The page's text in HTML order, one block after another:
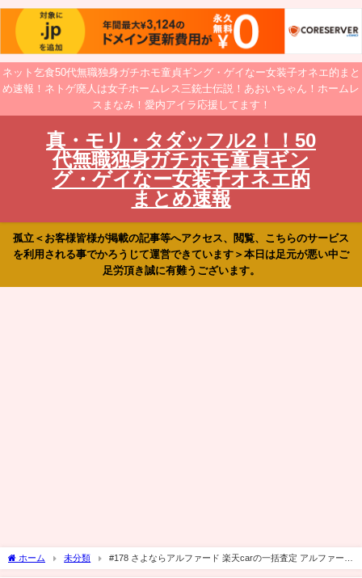
ネット乞食50代無職独身ガチホモ童貞ギング・ゲイなー女装子オネエ的まと
め速報！ネトゲ廃人は女子ホームレス三銃士伝説！あおいちゃん！ホームレ
スまなみ！愛内アイラ応援してます！
真・モリ・タダッフル2！！50
代無職独身ガチホモ童貞ギン
グ・ゲイなー女装子オネエ的
まとめ速報
孤立＜お客様皆様が掲載の記事等へアクセス、閲覧、こちらのサービス
を利用される事でかろうじて運営できています＞本日は足元が悪い中ご
足労頂き誠に有難うございます。
ホーム 未分類
#178 さよならアルファード 楽天carの一括査定 アルファード
の査定価格公開 アルファード売却 字幕付き